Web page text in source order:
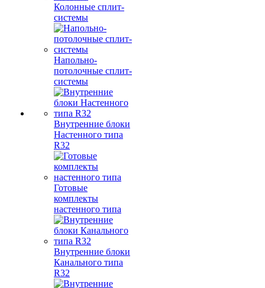
Колонные сплит-
системы
Напольно-
потолочные сплит-
системы
Внутренние блоки
Настенного типа
R32
Готовые
комплекты
настенного типа
Внутренние блоки
Канального типа
R32